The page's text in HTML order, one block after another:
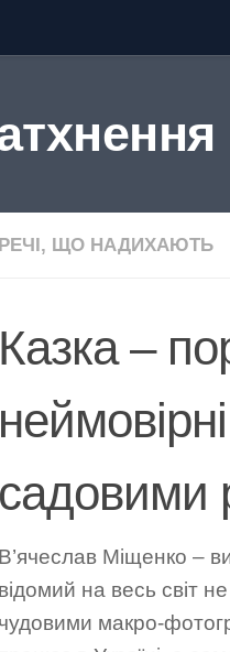
РЕЧІ, ЩО НАДИХАЮТЬ
Казка –
садовими
В’ячеслав Міщенко –
відомий на весь світ
чудовими макро-